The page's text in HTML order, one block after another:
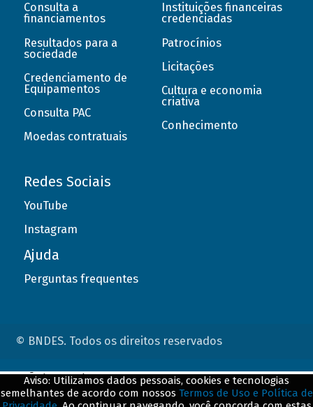
Consulta a
financiamentos
Resultados para a
sociedade
Credenciamento de
Equipamentos
Consulta PAC
Moedas contratuais
Instituições financeiras
credenciadas
Patrocínios
Licitações
Cultura e economia
criativa
Conhecimento
Redes Sociais
YouTube
Instagram
Ajuda
Perguntas frequentes
© BNDES. Todos os direitos reservados
Aviso: Utilizamos dados pessoais, cookies e tecnologias
semelhantes de acordo com nossos Termos de Uso e Política de
ConteÃºdo complementar
${title}${badge}